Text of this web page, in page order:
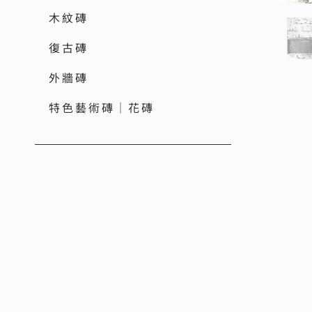
木紋磚
復古磚
外牆磚
特色藝術磚｜花磚